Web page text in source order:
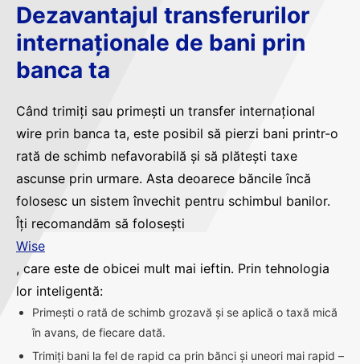
Dezavantajul transferurilor
internaționale de bani prin
banca ta
Când trimiți sau primești un transfer internațional
wire prin banca ta, este posibil să pierzi bani printr-o
rată de schimb nefavorabilă și să plătești taxe
ascunse prin urmare. Asta deoarece băncile încă
folosesc un sistem învechit pentru schimbul banilor.
Îți recomandăm să folosești
Wise
, care este de obicei mult mai ieftin. Prin tehnologia
lor inteligentă:
Primești o rată de schimb grozavă și se aplică o taxă mică
în avans, de fiecare dată.
Trimiți bani la fel de rapid ca prin bănci și uneori mai rapid –